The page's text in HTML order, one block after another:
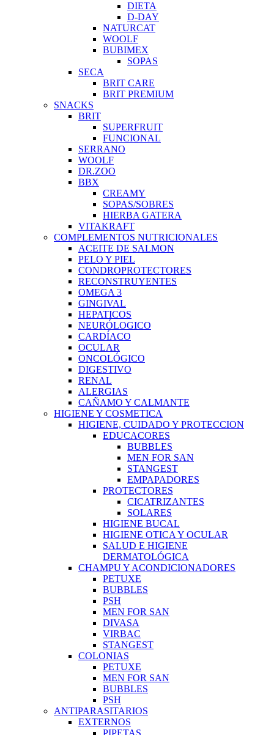
DIETA
D-DAY
NATURCAT
WOOLF
BUBIMEX
SOPAS
SECA
BRIT CARE
BRIT PREMIUM
SNACKS
BRIT
SUPERFRUIT
FUNCIONAL
SERRANO
WOOLF
DR.ZOO
BBX
CREAMY
SOPAS/SOBRES
HIERBA GATERA
VITAKRAFT
COMPLEMENTOS NUTRICIONALES
ACEITE DE SALMON
PELO Y PIEL
CONDROPROTECTORES
RECONSTRUYENTES
OMEGA 3
GINGIVAL
HEPATICOS
NEURÓLOGICO
CARDÍACO
OCULAR
ONCOLÓGICO
DIGESTIVO
RENAL
ALERGIAS
CAÑAMO Y CALMANTE
HIGIENE Y COSMETICA
HIGIENE, CUIDADO Y PROTECCION
EDUCACORES
BUBBLES
MEN FOR SAN
STANGEST
EMPAPADORES
PROTECTORES
CICATRIZANTES
SOLARES
HIGIENE BUCAL
HIGIENE OTICA Y OCULAR
SALUD E HIGIENE
DERMATOLÓGICA
CHAMPU Y ACONDICIONADORES
PETUXE
BUBBLES
PSH
MEN FOR SAN
DIVASA
VIRBAC
STANGEST
COLONIAS
PETUXE
MEN FOR SAN
BUBBLES
PSH
ANTIPARASITARIOS
EXTERNOS
PIPETAS